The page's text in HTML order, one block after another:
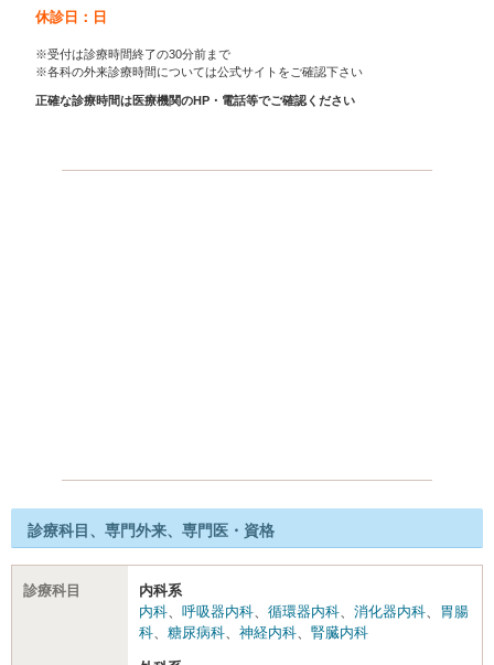
休診日：日
※受付は診療時間終了の30分前まで
※各科の外来診療時間については公式サイトをご確認下さい
正確な診療時間は医療機関のHP・電話等でご確認ください
診療科目、専門外来、専門医・資格
診療科目
内科系
内科、 呼吸器内科、 循環器内科、 消化器内科、 胃腸
科、 糖尿病科、 神経内科、 腎臓内科